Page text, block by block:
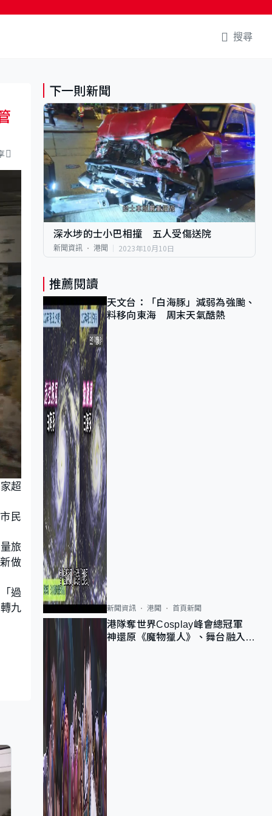
搜尋
超
民
旅
做
過
九
下一則新聞
深水埗的士小巴相撞 五人受傷送院
新聞資訊 港聞 2023年10月10日
推薦閱讀
天文台：「白海豚」減弱為強颱、
料移向東海 周末天氣酷熱
新聞資訊 港聞 首頁新聞
港隊奪世界Cosplay峰會總冠軍
神還原《魔物獵人》、舞台融入獅